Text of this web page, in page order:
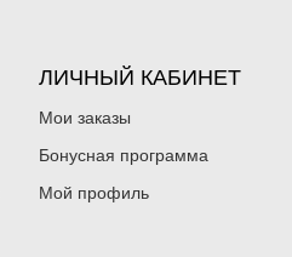
разборная 40 г (10 шт)
Вес грузила:40 г
ЛИЧНЫЙ КАБИНЕТ
Мои заказы
Бонусная программа
Мой профиль